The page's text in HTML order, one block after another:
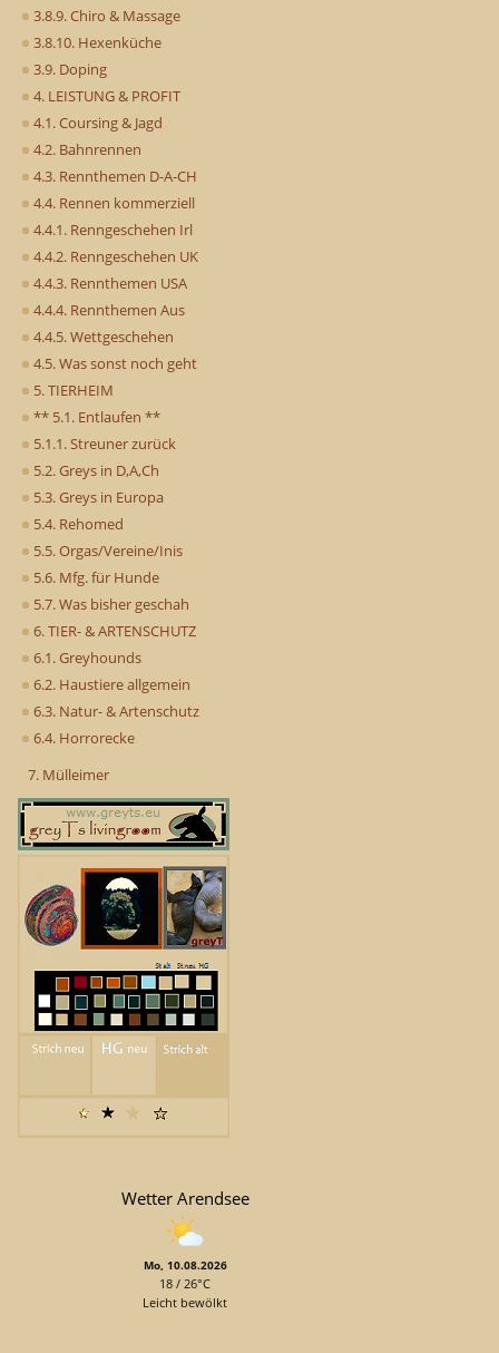
3.8.9. Chiro & Massage
3.8.10. Hexenküche
3.9. Doping
4. LEISTUNG & PROFIT
4.1. Coursing & Jagd
4.2. Bahnrennen
4.3. Rennthemen D-A-CH
4.4. Rennen kommerziell
4.4.1. Renngeschehen Irl
4.4.2. Renngeschehen UK
4.4.3. Rennthemen USA
4.4.4. Rennthemen Aus
4.4.5. Wettgeschehen
4.5. Was sonst noch geht
5. TIERHEIM
** 5.1. Entlaufen **
5.1.1. Streuner zurück
5.2. Greys in D,A,Ch
5.3. Greys in Europa
5.4. Rehomed
5.5. Orgas/Vereine/Inis
5.6. Mfg. für Hunde
5.7. Was bisher geschah
6. TIER- & ARTENSCHUTZ
6.1. Greyhounds
6.2. Haustiere allgemein
6.3. Natur- & Artenschutz
6.4. Horrorecke
7. Mülleimer
Wetter Arendsee
Mo, 10.08.2026
18 / 26°C
Leicht bewölkt